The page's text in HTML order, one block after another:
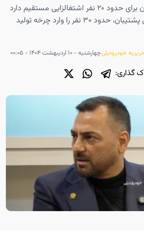
تولید هر کشنده در ایران برای حدود ۲۰ نفر اشتغالزایی مستقیم دارد
و در مجموع، با نیروهای پشتیبان، حدود ۳۰ نفر را وارد چرخه تولید
خودرودیلیچهارشنبه - ۱۰ اردیبهشت ۱۴۰۴ - ۰۰:۰۵
گذاری: